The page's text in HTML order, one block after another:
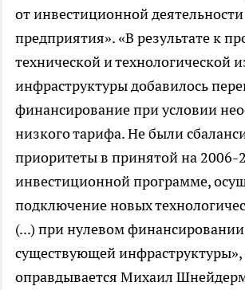
от инвестиционной деятельности
предприятия». «В результате к
технической и технологической
инфраструктуры добавилось
финансирование при условии
низкого тарифа. Не были
приоритеты в принятой на 2006-
инвестиционной программе,
подключение новых
(...) при нулевом
существующей инфраструктуры»,
оправдывается Михаил